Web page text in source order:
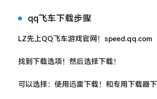
qq飞车下载步骤
LZ先上QQ飞车游戏官网！speed.qq.com
找到下载选项！然后选择下载！
可以选择：使用迅雷下载！和专用下载器下